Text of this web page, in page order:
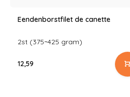
Eendenborstfilet de canette
2st (375~425 gram)
12,59